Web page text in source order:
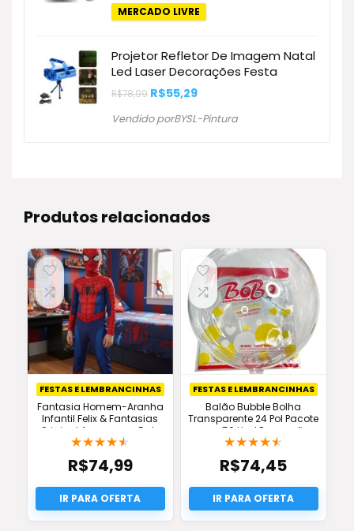
original
era:
atual
é:
MERCADO LIVRE
Projetor Refletor De Imagem Natal
Led Laser Decorações Festa
R$78,99 O
original
era:
R$55,29O
atual
Vendido porBYSL-Pintura
Produtos relacionados
FESTAS E LEMBRANCINHAS
Fantasia Homem-Aranha
Infantil Felix & Fantasias
Original Agora com Frete
Grátis
★★★★★
R$74,99
FESTAS E LEMBRANCINHAS
Balão Bubble Bolha
Transparente 24 Pol Pacote
com 50 Und Promoção
★★★★★
R$74,45